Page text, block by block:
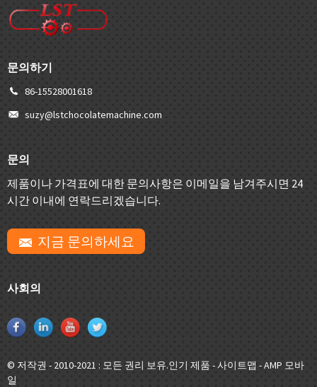
문의하기
86-15528001618
suzy@lstchocolatemachine.com
문의
제품이나 가격표에 대한 문의사항은 이메일을 남겨주시면 24
시간 이내에 연락드리겠습니다.
지금 문의하세요
사회의
© 저작권 - 2010-2021 : 모든 권리 보유.인기 제품 -사이트맵 -AMP 모바
일